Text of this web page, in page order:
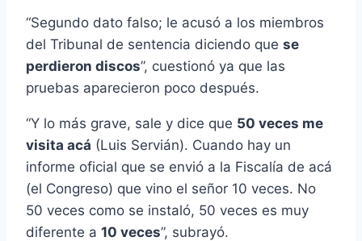
“Segundo dato falso; le acusó a los miembros
del Tribunal de sentencia diciendo que se
perdieron discos”, cuestionó ya que las
pruebas aparecieron poco después.
“Y lo más grave, sale y dice que 50 veces me
visita acá (Luis Servián). Cuando hay un
informe oficial que se envió a la Fiscalía de acá
(el Congreso) que vino el señor 10 veces. No
50 veces como se instaló, 50 veces es muy
diferente a 10 veces”, subrayó.